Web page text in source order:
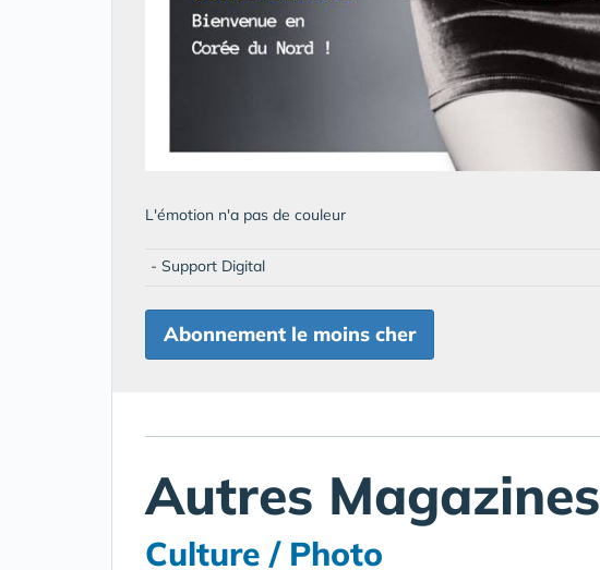
L'émotion n'a pas de couleur
- Support Digital
Abonnement le moins cher
Autres Magazines
Culture / Photo